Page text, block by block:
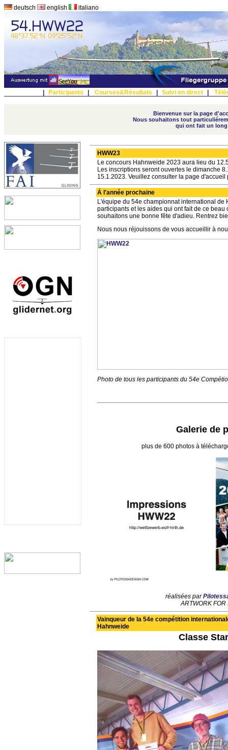
deutsch english italiano
Participants Courses&Résultats Suivi en direct
Bienvenue sur la page
Nous souhaitons tout
qui ont fait un
HWW23
Le concours Hahnweide 2023 aura lieu du
Les inscriptions seront ouvertes le dimanche
15.1.2023. Veuillez consulter la page d'accueil
Á l'année prochaine
L'équipe du 54e championnat international de
participants et les aides qui ont fait de ce beau
souhaitons une bonne fête d'adieu. Rentrez
Nous nous réjouissons de vous accueillir à
Photo de tous les participants du 54e
Galerie de
plus de 600 photos à
réalisées par
ARTWORK FOR
Vainqueur de la 54e compétition
Hahnweide
Classe